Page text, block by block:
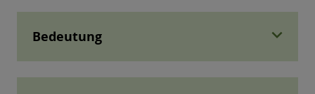
Bedeutung expand_more